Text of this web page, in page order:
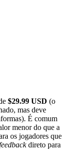
$29.99 USD (o
mas deve
É comum
menor do que a
os jogadores que
direto para